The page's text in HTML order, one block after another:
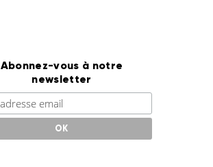
Abonnez-vous à notre
newsletter